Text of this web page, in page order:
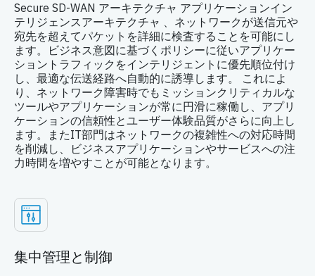
Secure SD-WAN アーキテクチャ アプリケーションイン
テリジェンスアーキテクチャ 、ネットワークが送信元や
宛先を超えてパケットを詳細に検査することを可能にし
ます。ビジネス意図に基づくポリシーに従いアプリケー
ショントラフィックをインテリジェントに優先順位付け
し、最適な伝送経路へ自動的に誘導します。 これによ
り、ネットワーク障害時でもミッションクリティカルな
ツールやアプリケーションが常に円滑に稼働し、アプリ
ケーションの信頼性とユーザー体験品質がさらに向上し
ます。またIT部門はネットワークの複雑性への対応時間
を削減し、ビジネスアプリケーションやサービスへの注
力時間を増やすことが可能となります。
集中管理と制御